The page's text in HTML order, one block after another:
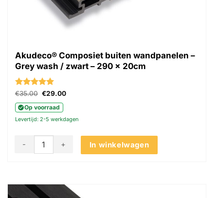
Akudeco® Composiet buiten wandpanelen –
Grey wash / zwart – 290 x 20cm
Gewaardeerd
5uit 5
€35.00 Oorspronkelijke
was:
€35.00.
€29.00Huidige
Op voorraad
Levertijd: 2-5 werkdagen
In winkelwagen
Akudeco® Composiet buiten wandpanelen - Grey wash /